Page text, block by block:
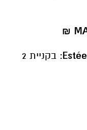
: בקניית 2